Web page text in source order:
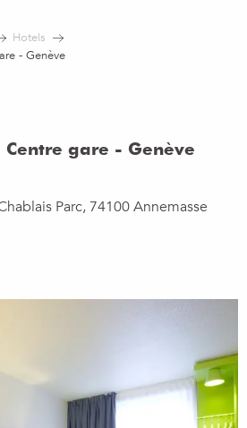
Hotels
- Genève
gare - Genève
Parc, 74100 Annemasse